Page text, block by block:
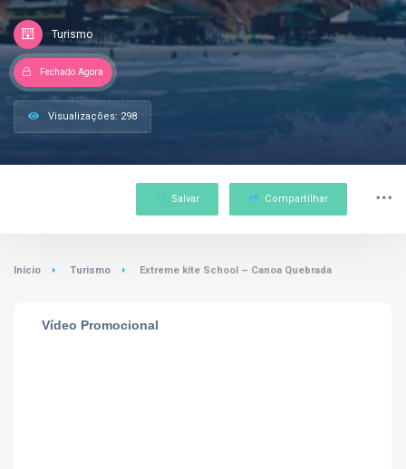
Turismo
Fechado Agora
Visualizações: 298
Salvar Compartilhar
Início Turismo Extreme kite School – Canoa Quebrada
Vídeo Promocional